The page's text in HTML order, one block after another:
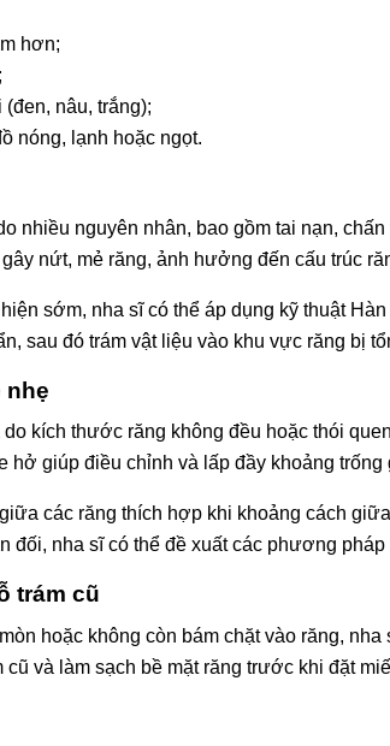
hơn;
(đen, nâu, trắng);
nóng, lạnh hoặc ngọt.
nhiều nguyên nhân, bao gồm tai nạn,
nứt, mẻ răng, ảnh hưởng đến cấu trúc
sớm, nha sĩ có thể áp dụng kỹ thuật
sau đó trám vật liệu vào khu vực răng bị
nhẹ
kích thước răng không đều hoặc thói
hở giúp điều chỉnh và lấp đầy khoảng
các răng thích hợp khi khoảng cách
đối, nha sĩ có thể đề xuất các phương
trám cũ
hoặc không còn bám chặt vào răng,
cũ và làm sạch bề mặt răng trước khi đặt